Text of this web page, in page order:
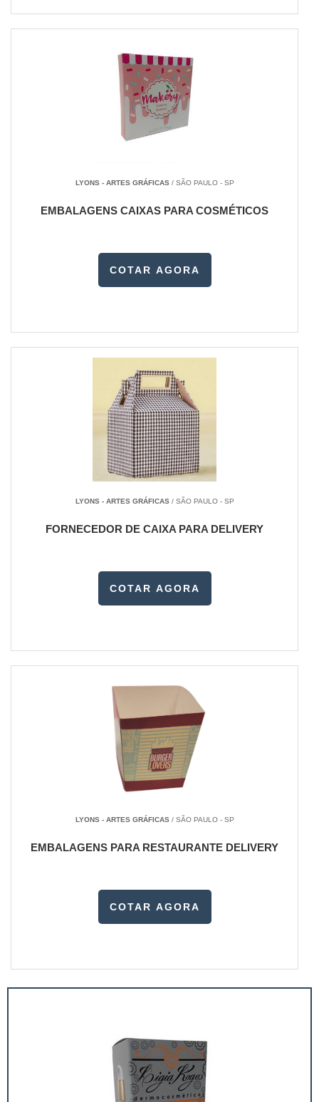
LYONS - ARTES GRÁFICAS/ SÃO PAULO - SP
EMBALAGENS CAIXAS PARA COSMÉTICOS
COTAR AGORA
LYONS - ARTES GRÁFICAS/ SÃO PAULO - SP
FORNECEDOR DE CAIXA PARA DELIVERY
COTAR AGORA
LYONS - ARTES GRÁFICAS/ SÃO PAULO - SP
EMBALAGENS PARA RESTAURANTE DELIVERY
COTAR AGORA